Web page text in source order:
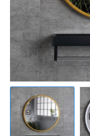
Alfombras
Cortinas
Pijamas
Toallas
Sobre
Nosotros